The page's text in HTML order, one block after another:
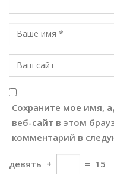
Сохраните мое имя,
веб-сайт в этом
комментарий в
девять + = 15